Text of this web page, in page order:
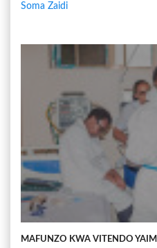
Soma Zaidi
MAFUNZO KWA VITENDO